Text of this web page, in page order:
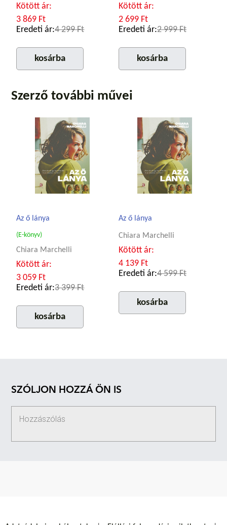
Kötött ár:
3 869 Ft
Eredeti ár:4 299 Ft
kosárba
Kötött ár:
2 699 Ft
Eredeti ár:2 999 Ft
kosárba
Szerző további művei
Az ő lánya
(E-könyv)
Chiara Marchelli
Kötött ár:
3 059 Ft
Eredeti ár:3 399 Ft
kosárba
Az ő lánya
Chiara Marchelli
Kötött ár:
4 139 Ft
Eredeti ár:4 599 Ft
kosárba
SZÓLJON HOZZÁ ÖN IS